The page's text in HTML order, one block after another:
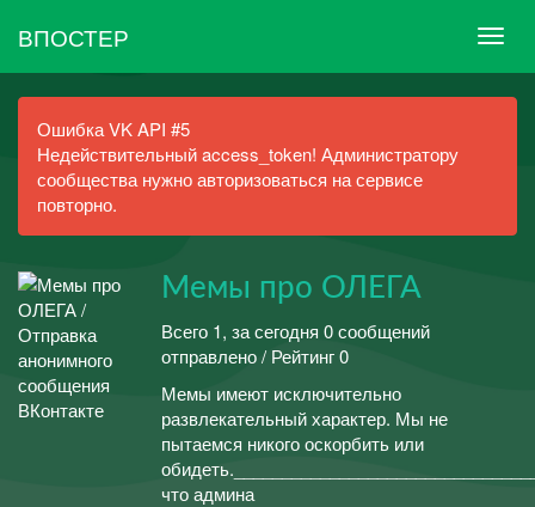
ВПОСТЕР
Ошибка VK API #5
Недействительный access_token! Администратору
сообщества нужно авторизоваться на сервисе
повторно.
Мемы про ОЛЕГА
Всего 1, за сегодня 0 сообщений
отправлено / Рейтинг 0
Мемы имеют исключительно
развлекательный характер. Мы не
пытаемся никого оскорбить или
что админа